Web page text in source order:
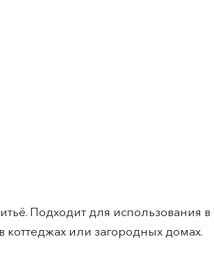
Подходит для использования в
коттеджах или загородных домах.